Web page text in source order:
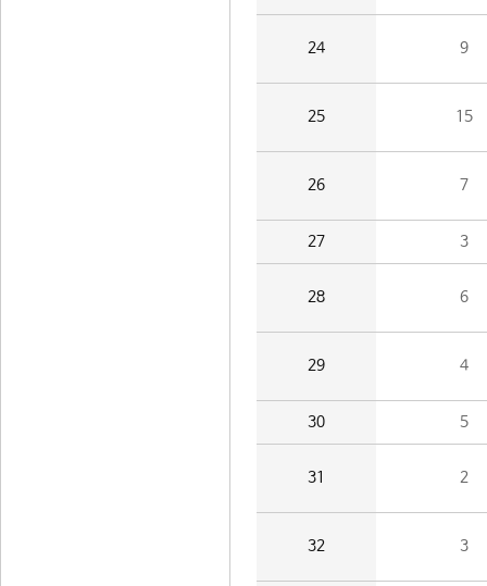
24 9
25 15
26 7
27 3
28 6
29 4
30 5
31 2
32 3